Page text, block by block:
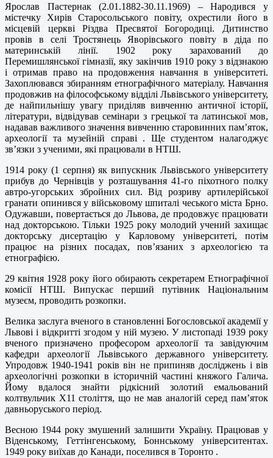
Ярослав Пастернак (2.01.1882-30.11.1969) – Народився у
містечку Хирів Старосольського повіту, охрестили його в
місцевій церкві Різдва Пресвятої Богородиці. Дитинство
провів в селі Тростянець Яворівського повіту в діда по
материнській лінії. 1902 року зарахований до
Перемишлянської гімназії, яку закінчив 1910 року з відзнакою
і отримав право на продовження навчання в університеті.
Захоплювався збиранням етнографічного матеріалу. Навчання
продовжив на філософському відділі Львівського університету,
де найпильнішу увагу приділяв вивченню античної історії,
літератури, відвідував семінари з грецької та латинської мов,
надавав важливого значення вивченню старовинних пам’яток,
археології та музейній справі . Ще студентом налагоджує
зв’язки з ученими, які працювали в НТШ.
1914 року (1 серпня) як випускник Львівського університету
прибув до Чернівців у розташування 41-го піхотного полку
автро-угорських збройних сил. Від розриву артилерійської
гранати опинився у військовому шпиталі чеського міста Брно.
Одужавши, повертається до Львова, де продовжує працювати
над докторською. Тільки 1925 року молодий учений захищає
докторську дисертацію у Карловому університеті, потім
працює на різних посадах, пов’язаних з археологією та
етнографією.
29 квітня 1928 року його обирають секретарем Етнографічної
комісії НТШ. Випускає перший путівник Національним
музеєм, проводить розкопки.
Велика заслуга вченого в становленні Богословської академії у
Львові і відкритті згодом у ній музею. У листопаді 1939 року
вченого призначено професором археології та завідуючим
кафедри археології Львівського державного університету.
Упродовж 1940-1941 років він не припиняв досліджень і вів
археологічні розкопки в історичній частині княжого Галича.
Йому вдалося знайти рідкісний золотий емальований
колтвульчик Х11 століття, що не мав аналогій серед пам’яток
давньоруського період.
Весною 1944 року змушений залишити Україну. Працював у
Віденському, Геттінгенському, Боннському університентах.
1949 року виїхав до Канади, поселився в Торонто .